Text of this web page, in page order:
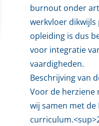
burnout onder
werkvloer dikwijls
opleiding is dus
voor integratie
vaardigheden.
Beschrijving van
Voor de herziene
wij samen met